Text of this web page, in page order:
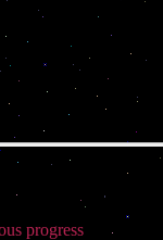
progress